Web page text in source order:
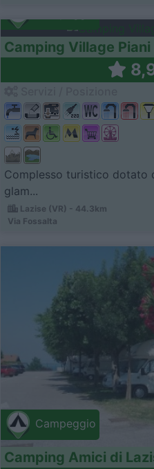
Camping Village Piani
Complesso turistico dotato
glam...
Lazise (VR) - 44.3km
Via Fossalta
Campeggio
Camping Amici di